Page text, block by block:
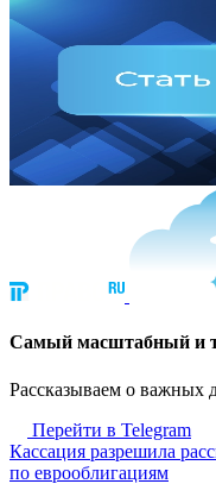
Cамый масштабный и
Рассказываем о важных
Перейти в Telegram
Кассация разрешила
по еврооблигациям